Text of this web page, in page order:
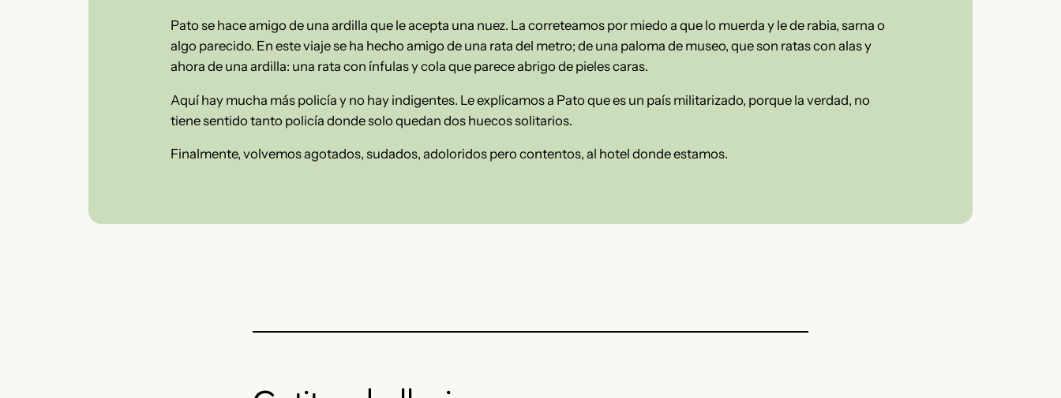
Pato se hace amigo de una ardilla que le acepta una nuez. La correteamos por miedo a que lo muerda y le de rabia, sarna o
algo parecido. En este viaje se ha hecho amigo de una rata del metro; de una paloma de museo, que son ratas con alas y
ahora de una ardilla: una rata con ínfulas y cola que parece abrigo de pieles caras.
Aquí hay mucha más policía y no hay indigentes. Le explicamos a Pato que es un país militarizado, porque la verdad, no
tiene sentido tanto policía donde solo quedan dos huecos solitarios.
Finalmente, volvemos agotados, sudados, adoloridos pero contentos, al hotel donde estamos.